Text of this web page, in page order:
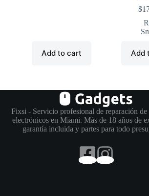
Add to cart
$
Add
Fixsi - Servicio profesional de reparación de
electrónicos en Miami. Más de 18 años de
garantía incluida y partes para todo